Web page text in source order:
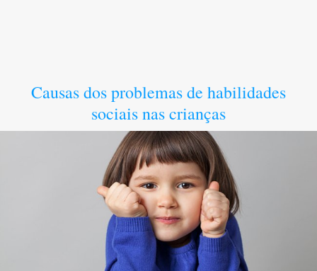
Causas dos problemas de habilidades
sociais nas crianças